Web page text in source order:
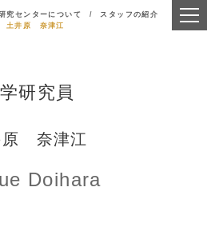
究センターについて
スタッフの紹介
土井原 奈津江
研究員
原 奈津江
Doihara